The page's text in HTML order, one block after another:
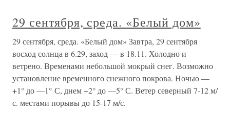
29 сентября, среда. «Белый дом»
29 сентября, среда. «Белый дом» Завтра, 29 сентября
восход солнца в 6.29, заход — в 18.11. Холодно и
ветрено. Временами небольшой мокрый снег. Возможно
установление временного снежного покрова. Ночью —
+1° до —1° С, днем +2° до —5° С. Ветер северный 7-12 м/
с. местами порывы до 15-17 м/с.